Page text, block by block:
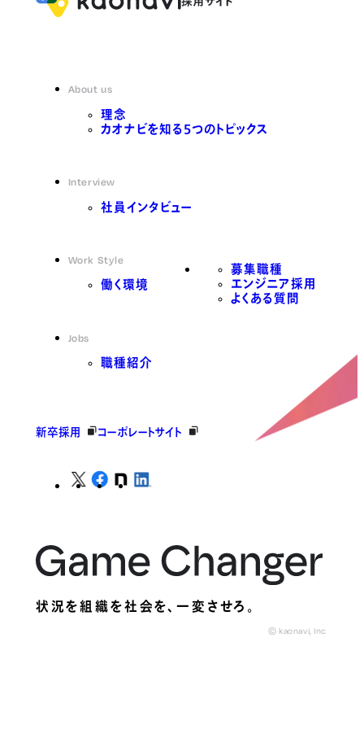
About us
理念
カオナビを知る5つのトピックス
Interview
社員インタビュー
Work Style
働く環境
Jobs
職種紹介
募集職種
エンジニア採用
よくある質問
新卒採用 コーポレートサイト
状況を組織を社会を、一変させろ。
© kaonavi, Inc